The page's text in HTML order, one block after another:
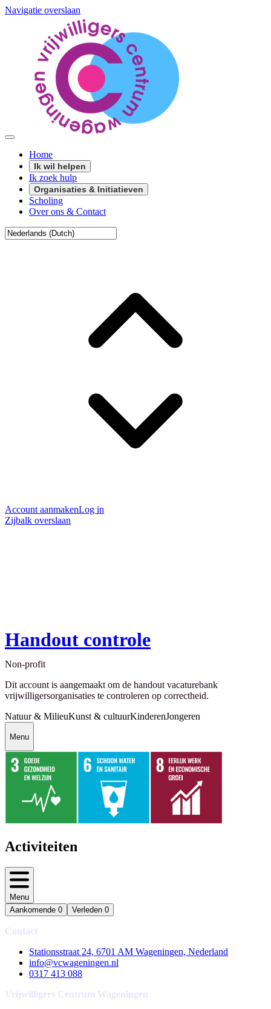
Navigatie overslaan
Home
Ik wil helpen
Ik zoek hulp
Organisaties & Initiatieven
Scholing
Over ons & Contact
Account aanmakenLog in
Zijbalk overslaan
Handout controle
Non-profit
Dit account is aangemaakt om de handout vacaturebank
vrijwilligersorganisaties te controleren op correctheid.
Natuur & MilieuKunst & cultuurKinderenJongeren
Menu
Activiteiten
Menu
Aankomende 0 Verleden 0
Contact
Stationsstraat 24, 6701 AM Wageningen, Nederland
info@vcwageningen.nl
0317 413 088
Vrijwilligers Centrum Wageningen